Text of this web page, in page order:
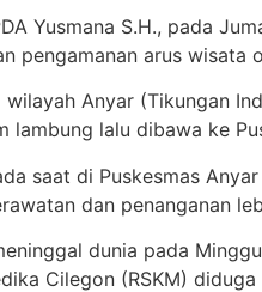
Yusmana S.H., pada
pengamanan arus
wilayah Anyar (Tikungan
lambung lalu dibawa ke
saat di Puskesmas
dan penanganan
dunia pada
Cilegon (RSKM)